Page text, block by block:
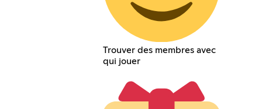
Trouver des membres avec
qui jouer